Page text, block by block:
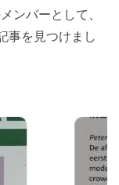
ンバーとして、
事を見つけまし